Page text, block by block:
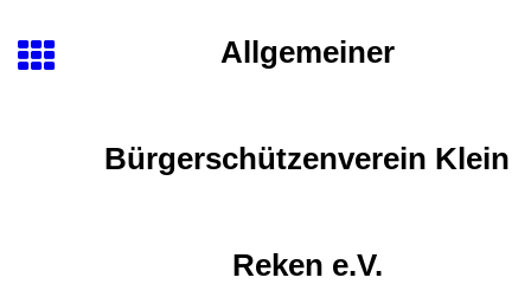
Allgemeiner
Bürgerschützenverein Klein
Reken e.V.